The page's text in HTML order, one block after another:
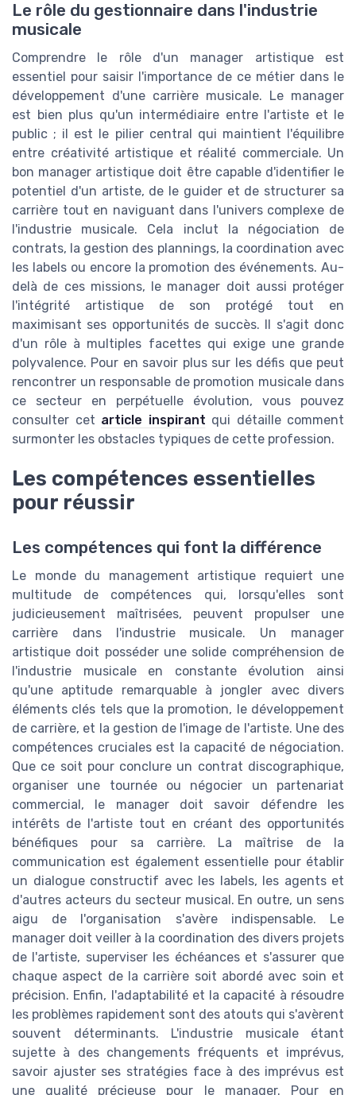
Le rôle du gestionnaire dans l'industrie
musicale
Comprendre le rôle d'un manager artistique est
essentiel pour saisir l'importance de ce métier dans le
développement d'une carrière musicale. Le manager
est bien plus qu'un intermédiaire entre l'artiste et le
public ; il est le pilier central qui maintient l'équilibre
entre créativité artistique et réalité commerciale. Un
bon manager artistique doit être capable d'identifier le
potentiel d'un artiste, de le guider et de structurer sa
carrière tout en naviguant dans l'univers complexe de
l'industrie musicale. Cela inclut la négociation de
contrats, la gestion des plannings, la coordination avec
les labels ou encore la promotion des événements. Au-
delà de ces missions, le manager doit aussi protéger
l'intégrité artistique de son protégé tout en
maximisant ses opportunités de succès. Il s'agit donc
d'un rôle à multiples facettes qui exige une grande
polyvalence. Pour en savoir plus sur les défis que peut
rencontrer un responsable de promotion musicale dans
ce secteur en perpétuelle évolution, vous pouvez
consulter cet article inspirant qui détaille comment
surmonter les obstacles typiques de cette profession.
Les compétences essentielles
pour réussir
Les compétences qui font la différence
Le monde du management artistique requiert une
multitude de compétences qui, lorsqu'elles sont
judicieusement maîtrisées, peuvent propulser une
carrière dans l'industrie musicale. Un manager
artistique doit posséder une solide compréhension de
l'industrie musicale en constante évolution ainsi
qu'une aptitude remarquable à jongler avec divers
éléments clés tels que la promotion, le développement
de carrière, et la gestion de l'image de l'artiste. Une des
compétences cruciales est la capacité de négociation.
Que ce soit pour conclure un contrat discographique,
organiser une tournée ou négocier un partenariat
commercial, le manager doit savoir défendre les
intérêts de l'artiste tout en créant des opportunités
bénéfiques pour sa carrière. La maîtrise de la
communication est également essentielle pour établir
un dialogue constructif avec les labels, les agents et
d'autres acteurs du secteur musical. En outre, un sens
aigu de l'organisation s'avère indispensable. Le
manager doit veiller à la coordination des divers projets
de l'artiste, superviser les échéances et s'assurer que
chaque aspect de la carrière soit abordé avec soin et
précision. Enfin, l'adaptabilité et la capacité à résoudre
les problèmes rapidement sont des atouts qui s'avèrent
souvent déterminants. L'industrie musicale étant
sujette à des changements fréquents et imprévus,
savoir ajuster ses stratégies face à des imprévus est
une qualité précieuse pour le manager. Pour en